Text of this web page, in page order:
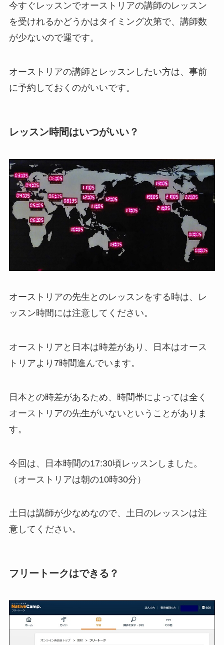
今すぐレッスンでオーストリアの講師のレッスン
を受けれるかどうかはタイミング次第で、講師数
が少ないので運です。
オーストリアの講師とレッスンしたい方は、事前
に予約しておくのがいいです。
レッスン時間はいつがいい？
オーストリアの先生とのレッスンをする時は、レ
ッスン時間には注意してください。
オーストリアと日本は時差があり、日本はオース
トリアより7時間進んでいます。
日本との時差があるため、時間帯によっては全く
オーストリアの先生がいないということがありま
す。
今回は、日本時間の17:30頃レッスンしました。
（オーストリアは朝の10時30分）
土日は講師が少なめなので、土日のレッスンは注
意してください。
フリートークはできる？